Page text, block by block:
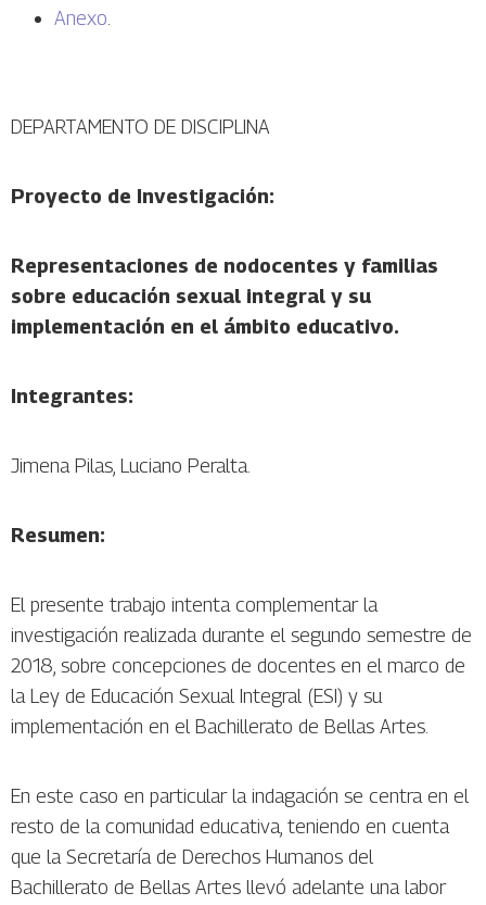
Anexo
DEPARTAMENTO DE DISCIPLINA
Proyecto de Investigación:
Representaciones de nodocentes y familias
sobre educación sexual integral y su
implementación en el ámbito educativo.
Integrantes:
Jimena Pilas, Luciano Peralta.
Resumen:
El presente trabajo intenta complementar la
investigación realizada durante el segundo semestre de
2018, sobre concepciones de docentes en el marco de
la Ley de Educación Sexual Integral (ESI) y su
implementación en el Bachillerato de Bellas Artes.
En este caso en particular la indagación se centra en el
resto de la comunidad educativa, teniendo en cuenta
que la Secretaría de Derechos Humanos del
Bachillerato de Bellas Artes llevó adelante una labor